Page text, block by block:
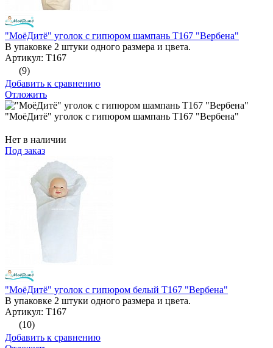
"МоёДитё" уголок с гипюром шампань Т167 "Вербена"
В упаковке 2 штуки одного размера и цвета.
Артикул: Т167
(9)
Добавить к сравнению
Отложить
"МоёДитё" уголок с гипюром шампань Т167 "Вербена"
Нет в наличии
Под заказ
"МоёДитё" уголок с гипюром белый Т167 "Вербена"
В упаковке 2 штуки одного размера и цвета.
Артикул: Т167
(10)
Добавить к сравнению